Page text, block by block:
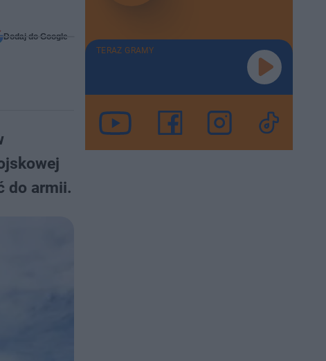
Dodaj do Google
do armii.
TERAZ GRAMY